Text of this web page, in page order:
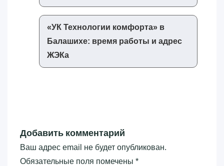
«‎УК Технологии комфорта»‎ в
Балашихе: время работы и адрес
ЖЭКа
Добавить комментарий
Ваш адрес email не будет опубликован.
Обязательные поля помечены *